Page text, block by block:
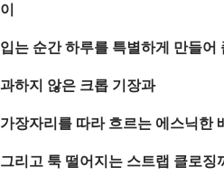
이
입는 순간 하루를 특별하게 만들어
과하지 않은 크롭 기장과
가장자리를 따라 흐르는 에스닉한
그리고 툭 떨어지는 스트랩 클로징